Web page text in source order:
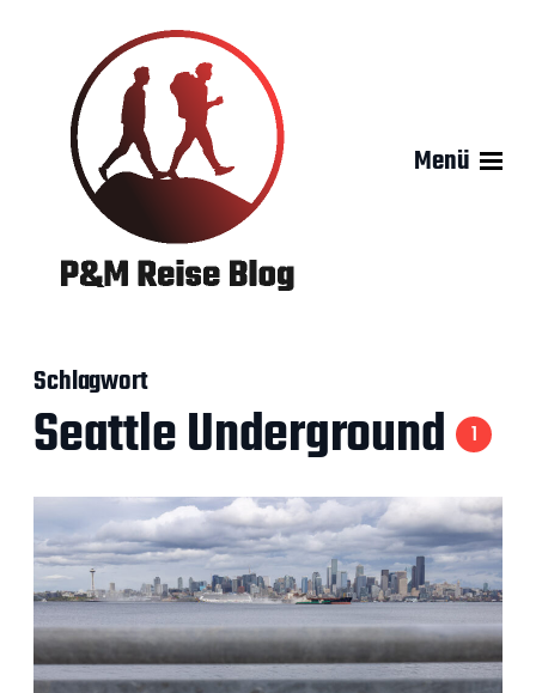
Menü
Schlagwort
Seattle Underground 1